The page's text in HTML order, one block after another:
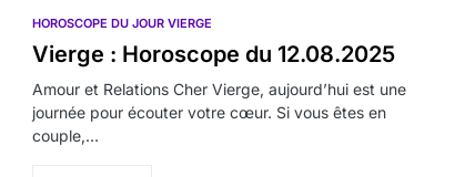
HOROSCOPE DU JOUR VIERGE
Vierge : Horoscope du 12.08.2025
Amour et Relations Cher Vierge, aujourd’hui est une
journée pour écouter votre cœur. Si vous êtes en
couple,…